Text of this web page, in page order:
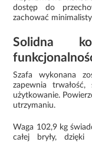
dostęp do
zachować
Solidna
Szafa wykonana
zapewnia
użytkowanie.
utrzymaniu.
Waga 102,9 kg
całej bryły,